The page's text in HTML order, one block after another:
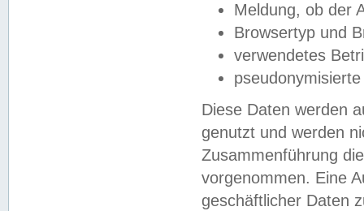
Meldung, ob der
Browsertyp und
verwendetes
Diese Daten werden
genutzt und werden
Zusammenführung
vorgenommen. Eine
geschäftlicher Daten